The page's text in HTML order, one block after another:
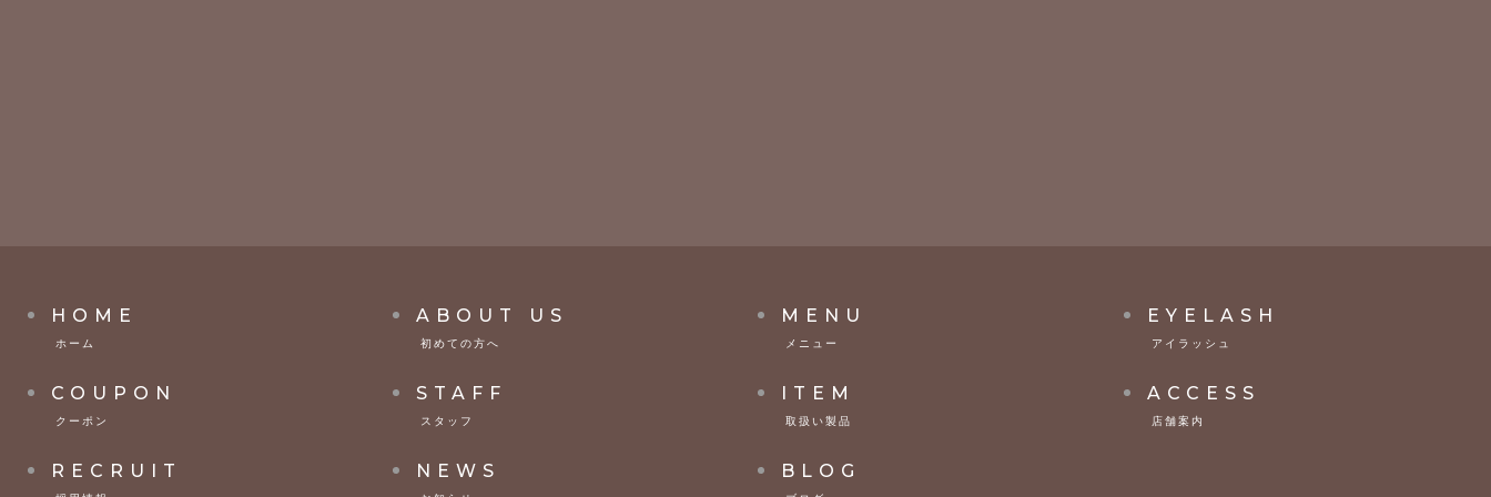
HOME
ホーム
ABOUT US
初めての方へ
MENU
メニュー
EYELASH
アイラッシュ
COUPON
クーポン
STAFF
スタッフ
ITEM
取扱い製品
ACCESS
店舗案内
RECRUIT NEWS BLOG